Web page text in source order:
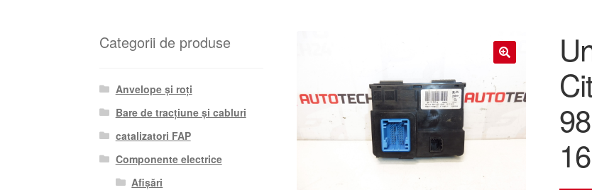
Categorii de produse
Anvelope și roți
Bare de tracțiune și cabluri
catalizatori FAP
Componente electrice
Afișări